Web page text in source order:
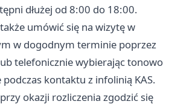
dłużej od 8:00 do 18:00.
umówić się na wizytę w
w dogodnym terminie poprzez
telefonicznie wybierając tonowo
kontaktu z infolinią KAS.
okazji rozliczenia zgodzić się